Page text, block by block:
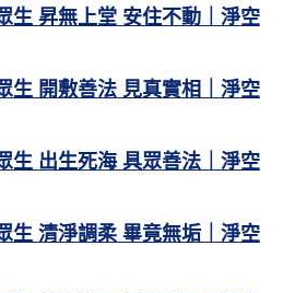
生 昇無上堂 安住不動｜淨空
生 開敷善法 見真實相｜淨空
生 出生死海 具眾善法｜淨空
生 清淨調柔 畢竟無垢｜淨空